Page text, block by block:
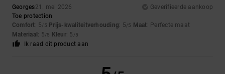
Georges21. mei 2026
Geverifieerde aankoop
Toe protection
Comfort: 5/5 Prijs-kwaliteitverhouding: 5/5 Maat: Perfecte maat
Materiaal : 5/5 Kleur: 5 /5
Ik raad dit product aan